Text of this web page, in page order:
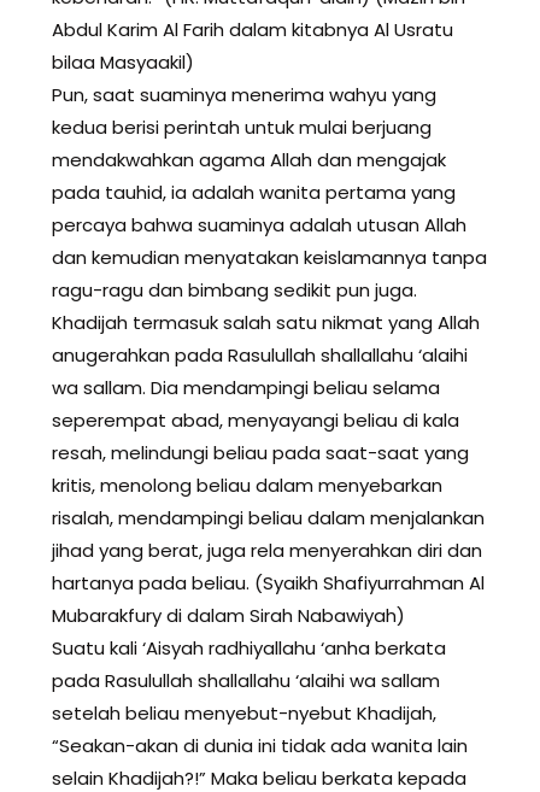
Abdul Karim Al Farih dalam kitabnya Al Usratu
bilaa Masyaakil)
Pun, saat suaminya menerima wahyu yang
kedua berisi perintah untuk mulai berjuang
mendakwahkan agama Allah dan mengajak
pada tauhid, ia adalah wanita pertama yang
percaya bahwa suaminya adalah utusan Allah
dan kemudian menyatakan keislamannya tanpa
ragu-ragu dan bimbang sedikit pun juga.
Khadijah termasuk salah satu nikmat yang Allah
anugerahkan pada Rasulullah shallallahu ‘alaihi
wa sallam. Dia mendampingi beliau selama
seperempat abad, menyayangi beliau di kala
resah, melindungi beliau pada saat-saat yang
kritis, menolong beliau dalam menyebarkan
risalah, mendampingi beliau dalam menjalankan
jihad yang berat, juga rela menyerahkan diri dan
hartanya pada beliau. (Syaikh Shafiyurrahman Al
Mubarakfury di dalam Sirah Nabawiyah)
Suatu kali ‘Aisyah radhiyallahu ‘anha berkata
pada Rasulullah shallallahu ‘alaihi wa sallam
setelah beliau menyebut-nyebut Khadijah,
“Seakan-akan di dunia ini tidak ada wanita lain
selain Khadijah?!” Maka beliau berkata kepada